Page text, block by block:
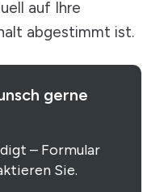
auf Ihre
abgestimmt ist.
gerne
– Formular
Sie.